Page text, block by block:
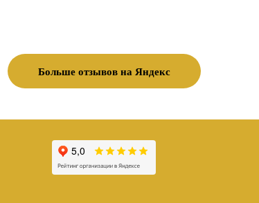
Больше отзывов на Яндекс